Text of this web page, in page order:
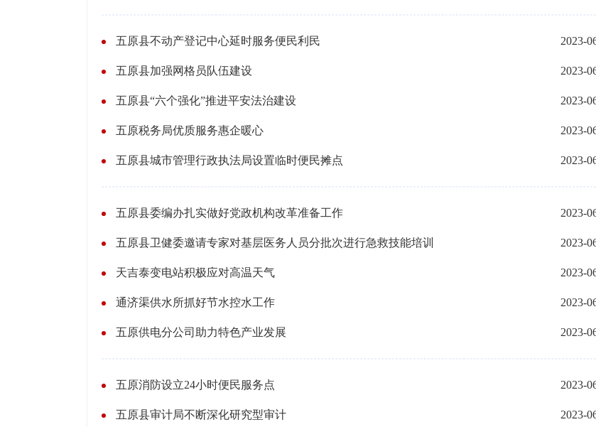
五原县不动产登记中心延时服务便民利民 2023-
五原县加强网格员队伍建设 2023-
五原县“六个强化”推进平安法治建设 2023-
五原税务局优质服务惠企暖心 2023-
五原县城市管理行政执法局设置临时便民摊点 2023-
五原县委编办扎实做好党政机构改革准备工作 2023-
五原县卫健委邀请专家对基层医务人员分批次进行急救技能培训 2023-
天吉泰变电站积极应对高温天气 2023-
通济渠供水所抓好节水控水工作 2023-
五原供电分公司助力特色产业发展 2023-
五原消防设立24小时便民服务点 2023-
五原县审计局不断深化研究型审计 2023-